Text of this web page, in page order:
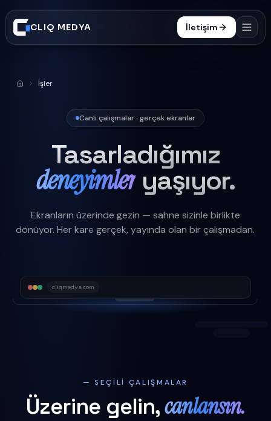
CLIQ MEDYA İletişim
İşler
Anasayfa
İşler
Canlı çalışmalar · gerçek ekranlar
Tasarladığımız
deneyimler yaşıyor.
Ekranların üzerinde gezin — sahne sizinle birlikte
dönüyor. Her kare gerçek, yayında olan bir çalışmadan.
cliqmedya.com
— SEÇILI ÇALIŞMALAR
Üzerine gelin,canlansın.